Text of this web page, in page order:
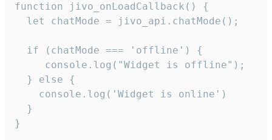
function jivo_onLoadCallback() {
  let chatMode = jivo_api.chatMode();
  if (chatMode === 'offline') {
     console.log("Widget is offline");
  } else {
    console.log('Widget is online')
  }
}